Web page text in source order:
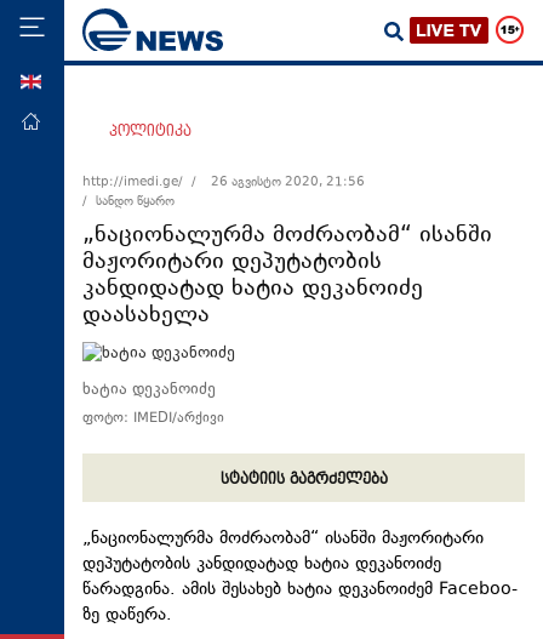
მთავარი
ეკონომიკა
მსოფლიო
ჯანდაცვა
საზოგადოება
სამართალი
ტექნოლოგიები
ტაბლოიდი
პოლიტიკა
http://imedi.ge/ /
26 აგვისტო 2020, 21:56
/ სანდო წყარო
„ნაციონალურმა მოძრაობამ“ ისანში
მაჟორიტარი დეპუტატობის
კანდიდატად ხატია დეკანოიძე
დაასახელა
ხატია დეკანოიძე
ფოტო: IMEDI/არქივი
სტატიის გაგრძელება
„ნაციონალურმა მოძრაობამ“ ისანში მაჟორიტარი
დეპუტატობის კანდიდატად ხატია დეკანოიძე
წარადგინა. ამის შესახებ ხატია დეკანოიძემ Faceboo-
ზე დაწერა.